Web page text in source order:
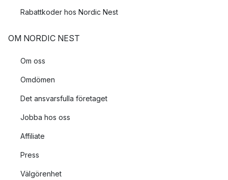
Rabattkoder hos Nordic Nest
OM NORDIC NEST
Om oss
Omdömen
Det ansvarsfulla företaget
Jobba hos oss
Affiliate
Press
Välgörenhet